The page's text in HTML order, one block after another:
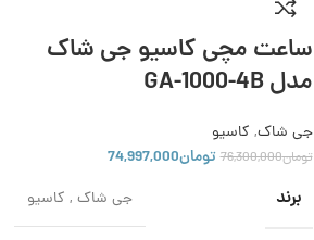
ساعت مچی کاسیو جی شاک
مدل GA-1000-4B
جی شاک, کاسیو
تومان76,300,000 تومان74,997,000
برند جی شاک , کاسیو